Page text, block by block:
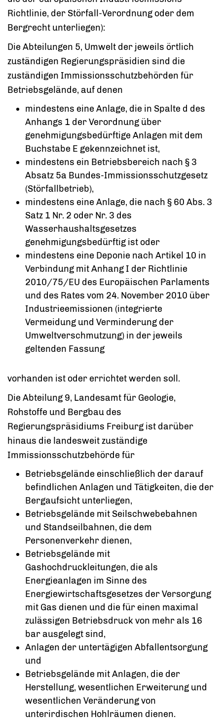
Richtlinie, der Störfall-Verordnung oder dem
Bergrecht unterliegen):
Die Abteilungen 5, Umwelt der jeweils örtlich
zuständigen Regierungspräsidien sind die
zuständigen Immissionsschutzbehörden für
Betriebsgelände, auf denen
mindestens eine Anlage, die in Spalte d des
Anhangs 1 der Verordnung über
genehmigungsbedürftige Anlagen mit dem
Buchstabe E gekennzeichnet ist,
mindestens ein Betriebsbereich nach § 3
Absatz 5a Bundes-Immissionsschutzgesetz
(Störfallbetrieb),
mindestens eine Anlage, die nach § 60 Abs. 3
Satz 1 Nr. 2 oder Nr. 3 des
Wasserhaushaltsgesetzes
genehmigungsbedürftig ist oder
mindestens eine Deponie nach Artikel 10 in
Verbindung mit Anhang I der Richtlinie
2010/75/EU des Europäischen Parlaments
und des Rates vom 24. November 2010 über
Industrieemissionen (integrierte
Vermeidung und Verminderung der
Umweltverschmutzung) in der jeweils
geltenden Fassung
vorhanden ist oder errichtet werden soll.
Die Abteilung 9, Landesamt für Geologie,
Rohstoffe und Bergbau des
Regierungspräsidiums Freiburg ist darüber
hinaus die landesweit zuständige
Immissionsschutzbehörde für
Betriebsgelände einschließlich der darauf
befindlichen Anlagen und Tätigkeiten, die der
Bergaufsicht unterliegen,
Betriebsgelände mit Seilschwebebahnen
und Standseilbahnen, die dem
Personenverkehr dienen,
Betriebsgelände mit
Gashochdruckleitungen, die als
Energieanlagen im Sinne des
Energiewirtschaftsgesetzes der Versorgung
mit Gas dienen und die für einen maximal
zulässigen Betriebsdruck von mehr als 16
bar ausgelegt sind,
Anlagen der untertägigen Abfallentsorgung
und
Betriebsgelände mit Anlagen, die der
Herstellung, wesentlichen Erweiterung und
wesentlichen Veränderung von
unterirdischen Hohlräumen dienen.